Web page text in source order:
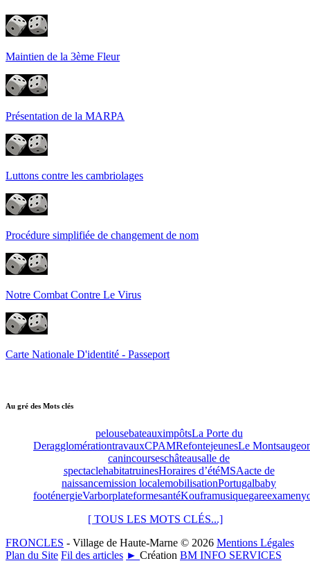
Maintien de la 3ème Fleur
Présentation de la MARPA
Luttons contre les cambriolages
Procédure simplifiée de changement de nom
Notre Combat Contre Le Virus
Carte Nationale D'identité - Passeport
Au gré des Mots clés
pelousebateauximpôtsLa Porte du
DeragglomérationtravauxCPAMRefontejeunesLe
canincourseschâteausalle de
spectaclehabitatruinesHoraires d’étéMSAacte de
naissancemission localemobilisationPortugalbaby
footénergieVarborplateformesantéKouframusiquegareexamen
[ TOUS LES MOTS CLÉS...]
FRONCLES - Village de Haute-Marne © 2026 Mentions Légales
Plan du Site Fil des articles ► Création BM INFO SERVICES